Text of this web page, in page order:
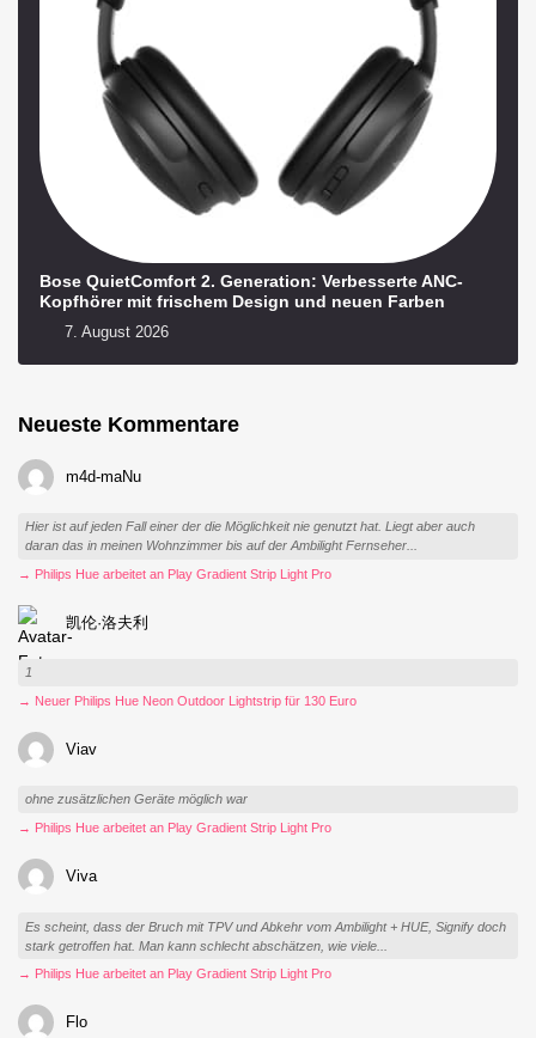
Bose QuietComfort 2. Generation: Verbesserte ANC-
Kopfhörer mit frischem Design und neuen Farben
7. August 2026
Neueste Kommentare
m4d-maNu
Hier ist auf jeden Fall einer der die Möglichkeit nie genutzt hat. Liegt aber auch
daran das in meinen Wohnzimmer bis auf der Ambilight Fernseher...
→ Philips Hue arbeitet an Play Gradient Strip Light Pro
凯伦·洛夫利
1
→ Neuer Philips Hue Neon Outdoor Lightstrip für 130 Euro
Viav
ohne zusätzlichen Geräte möglich war
→ Philips Hue arbeitet an Play Gradient Strip Light Pro
Viva
Es scheint, dass der Bruch mit TPV und Abkehr vom Ambilight + HUE, Signify doch
stark getroffen hat. Man kann schlecht abschätzen, wie viele...
→ Philips Hue arbeitet an Play Gradient Strip Light Pro
Flo